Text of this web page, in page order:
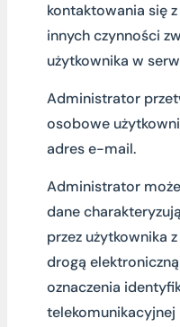
kontaktowania się
innych czynności
użytkownika w
Administrator
osobowe
adres e-mail.
Administrator
dane
przez użytkownika
drogą
oznaczenia
telekomunikacyjnej